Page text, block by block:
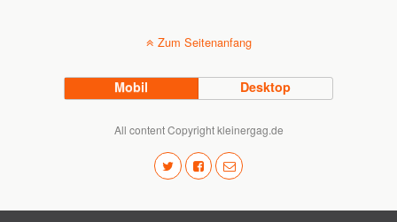
Zum Seitenanfang
Mobil Desktop
All content Copyright kleinergag.de